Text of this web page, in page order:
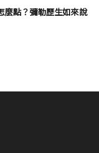
麼點？彌勒歷生如來說